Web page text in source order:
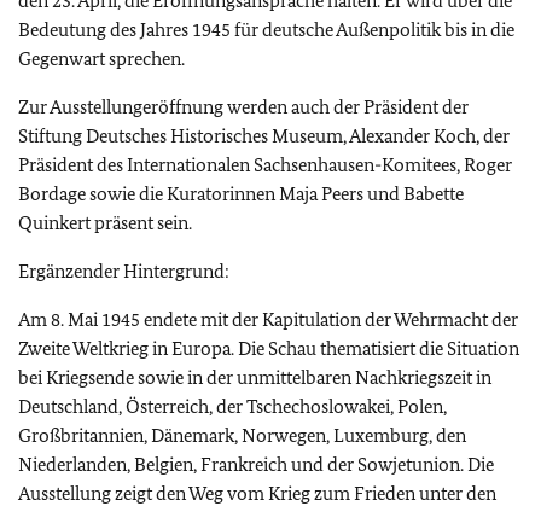
Bedeutung des Jahres 1945 für deutsche Außenpolitik bis in die
Gegenwart sprechen.
Zur Ausstellungeröffnung werden auch der Präsident der
Stiftung Deutsches Historisches Museum, Alexander Koch, der
Präsident des Internationalen Sachsenhausen-Komitees, Roger
Bordage sowie die Kuratorinnen Maja Peers und Babette
Quinkert präsent sein.
Ergänzender Hintergrund:
Am 8. Mai 1945 endete mit der Kapitulation der Wehrmacht der
Zweite Weltkrieg in Europa. Die Schau thematisiert die Situation
bei Kriegsende sowie in der unmittelbaren Nachkriegszeit in
Deutschland, Österreich, der Tschechoslowakei, Polen,
Großbritannien, Dänemark, Norwegen, Luxemburg, den
Niederlanden, Belgien, Frankreich und der Sowjetunion. Die
Ausstellung zeigt den Weg vom Krieg zum Frieden unter den